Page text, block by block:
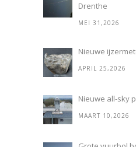
Drenthe
MEI 31,2026
Nieuwe
APRIL 25,2026
Nieuwe all-sky
MAART 10,2026